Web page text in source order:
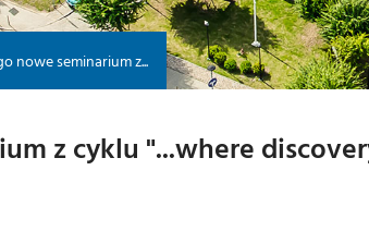
nowe seminarium z...
z cyklu "...where